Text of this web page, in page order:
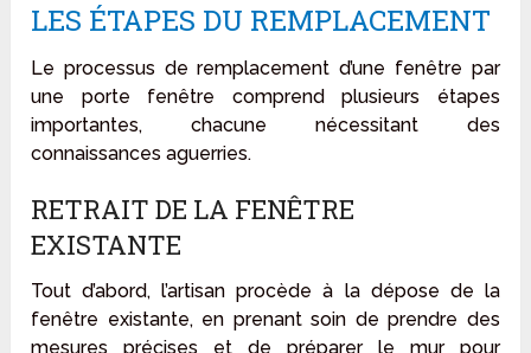
LES ÉTAPES DU REMPLACEMENT
Le processus de remplacement d’une fenêtre par
une porte fenêtre comprend plusieurs étapes
importantes, chacune nécessitant des
connaissances aguerries.
RETRAIT DE LA FENÊTRE
EXISTANTE
Tout d’abord, l’artisan procède à la dépose de la
fenêtre existante, en prenant soin de prendre des
mesures précises et de préparer le mur pour